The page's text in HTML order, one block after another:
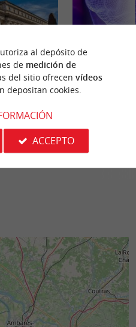
Théatre
el Gran
Science
Expériences se ha
al depósito de
de medición de
del sitio ofrecen vídeos
depositan cookies.
ACCEPTO